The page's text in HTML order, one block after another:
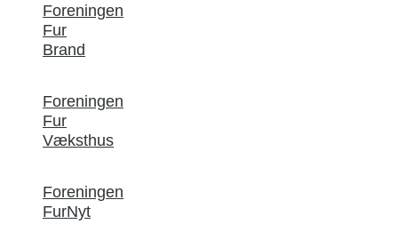
Foreningen
Fur
Brand
Foreningen
Fur
Væksthus
Foreningen
FurNyt